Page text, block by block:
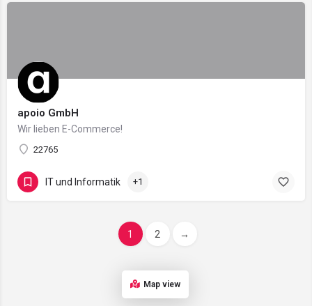
apoio GmbH
Wir lieben E-Commerce!
22765
IT und Informatik +1
1 2 →
Map view